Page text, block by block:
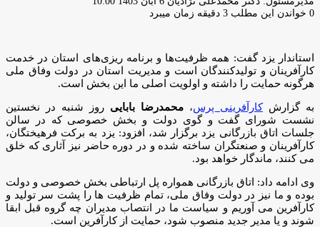
ایمیل
0 خواندن این مطلب 3 دقیقه زمان میبرد
استاندار یزد گفت: همه ظرفیت‌ها و برنامه ریزی‌های استان در خدمت
کارآفرینان و تولیدکنندگان است و مدیریت استان در دولت وفاق ملی
هرگونه حمایت را داشته و اولویت اصلی ما این بخش است.
به گزارشکارآفرینی پرس، محمدرضا بابایی روز شنبه در نخستین
نشست شورای گفت و گوی دولت و بخش خصوصی که در سالن
جلسات اتاق بازرگانی یزد برگزار شد، افزود: یزد به برکت فرهیختگان،
کارآفرینان و صنعتگران ساخته شده و در دوره حاضر نیز آثاری که خلق
می کنند، ماندگار خواهد بود.
وی ادامه داد: اتاق بازرگانی همواره پل ارتباطی بخش خصوصی و دولت
بوده و ما نیز در دولت وفاق ملی، تمام ظرفیت ها را پشت سر تولید و
کارآفرین می آوریم و سیاست ما در انتصاب مدیران چه گروه قبل ابقا
شوند و یا مدیر جدید منصوب شود، حمایت از کارآفرین است.